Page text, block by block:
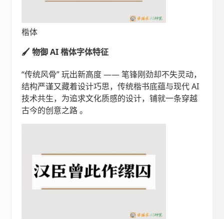
楷体
🖌 物御 AI 楷体字体特征
“传统风骨” 玩出新高度 —— 笔锋刚劲却不失灵动，
结构严谨又藏着设计巧思，传统楷书底蕴与现代 AI
技术共生，为追求文化质感的设计，铺就一条穿越
古今的创意之路 。